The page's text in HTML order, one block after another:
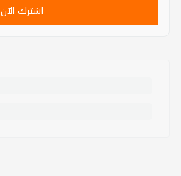
اشترك الآن